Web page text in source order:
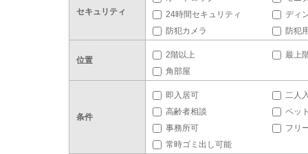
セキュリティ
24時間セキュリティ
ディ
防犯カメラ
防犯
位置
2階以上
最上
角部屋
条件
即入居可
二人
高齢者相談
ペッ
事務所可
フリ
常時ゴミ出し可能